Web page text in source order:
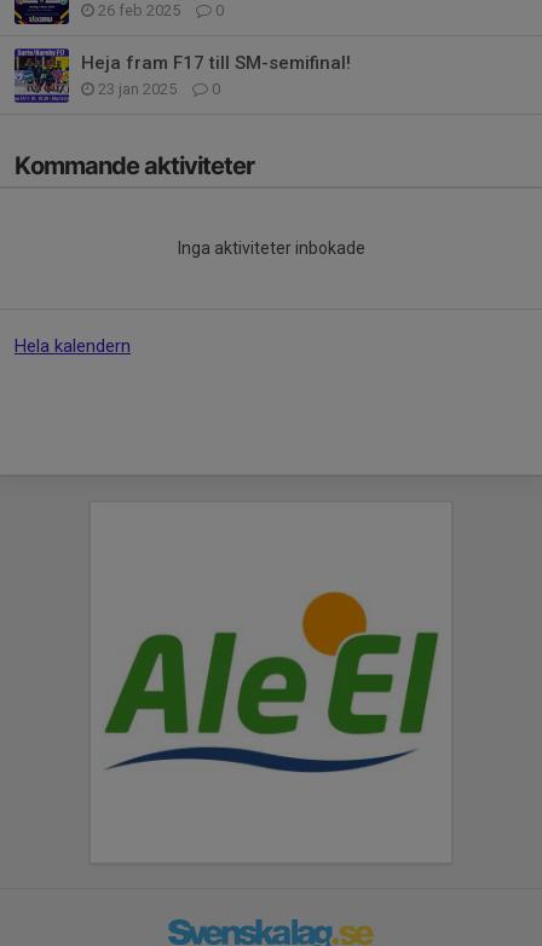
26 feb 2025 0
Heja fram F17 till SM-semifinal!
23 jan 2025 0
Kommande aktiviteter
Inga aktiviteter inbokade
Hela kalendern